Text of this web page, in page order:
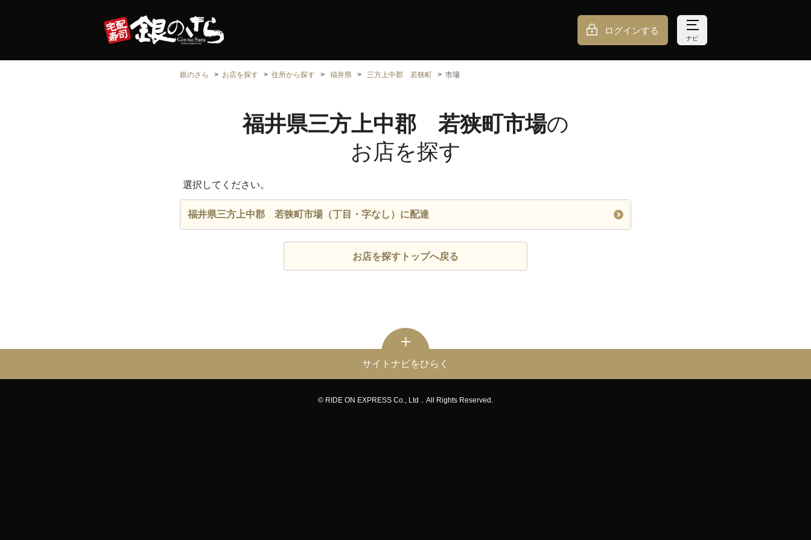
ログインする
ナビ
銀のさら お店を探す 住所から探す 福井県 三方上中郡 若狭町 市場
福井県三方上中郡 若狭町市場の
お店を探す
選択してください。
福井県三方上中郡 若狭町市場（丁目・字なし）に配達
お店を探すトップへ戻る
サイトナビをひらく
© RIDE ON EXPRESS Co., Ltd．All Rights Reserved.